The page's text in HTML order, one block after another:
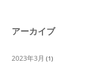
アーカイブ
2023年3月 (1)